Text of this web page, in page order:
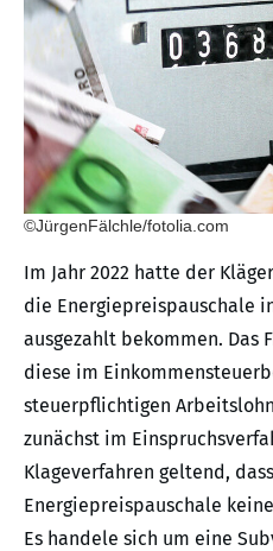
©JürgenFälchle/fotolia.com
Im Jahr 2022 hatte der
die Energiepreispauschale
ausgezahlt bekommen. Das
diese im
steuerpflichtigen
zunächst im
Klageverfahren geltend,
Energiepreispauschale
Es handele sich um eine